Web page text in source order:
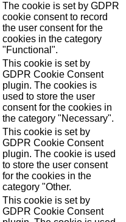
The cookie is set by GDPR
cookie consent to record
the user consent for the
cookies in the category
"Functional".
This cookie is set by
GDPR Cookie Consent
plugin. The cookies is
used to store the user
consent for the cookies in
the category "Necessary".
This cookie is set by
GDPR Cookie Consent
plugin. The cookie is used
to store the user consent
for the cookies in the
category "Other.
This cookie is set by
GDPR Cookie Consent